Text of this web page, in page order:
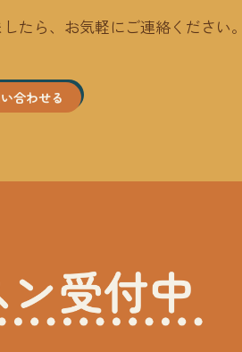
たら、お気軽にご連絡ください。
合わせる